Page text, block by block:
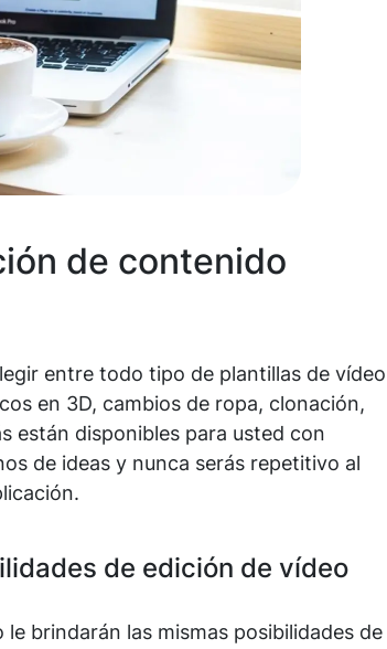
de contenido
entre todo tipo de plantillas de vídeo
en 3D, cambios de ropa, clonación,
están disponibles para usted con
de ideas y nunca serás repetitivo al
de edición de vídeo
brindarán las mismas posibilidades de